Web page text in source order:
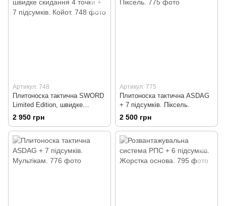
Артикул: 748
Плитоноска тактична SWORD
Limited Edition, швидке
скидання 4 точки + 7
підсумків. Койот.
2 950 грн
Артикул: 775
Плитоноска тактична ASDAG
+ 7 підсумків. Піксель.
2 500 грн